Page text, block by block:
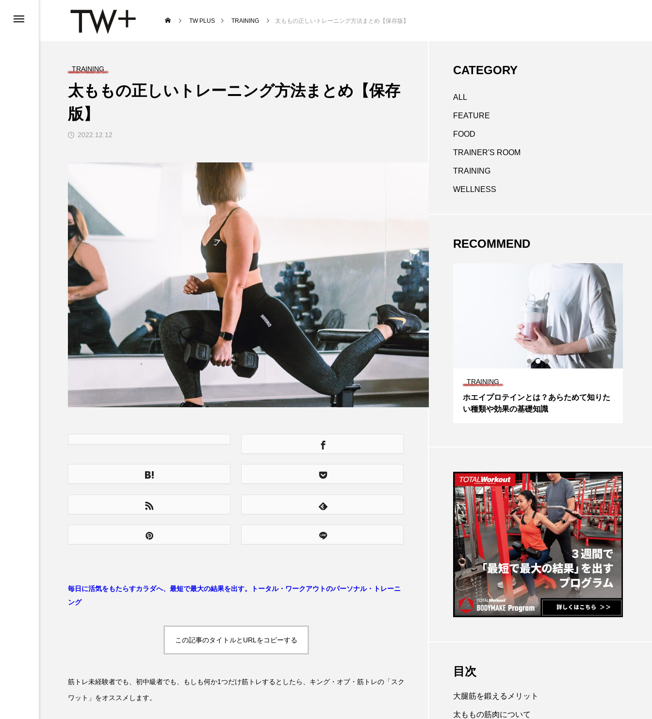
TW PLUS TRAINING 太ももの正しいトレーニング方法まとめ【保存版】
TRAINING
太ももの正しいトレーニング方法まとめ【保存
版】
2022.12.12
毎日に活気をもたらすカラダへ、最短で最大の結果を出す。トータル・ワークアウトのパーソナル・トレーニ
ング
この記事のタイトルとURLをコピーする
筋トレ未経験者でも、初中級者でも、もしも何か1つだけ筋トレするとしたら、キング・オブ・筋トレの「スク
ワット」をオススメします。
CATEGORY
ALL
FEATURE
FOOD
TRAINER'S ROOM
TRAINING
WELLNESS
RECOMMEND
トレーニングで仕事力アップ？代謝をあげ
て「脳効率」を高める
FEATURE
日常生活で偏った姿勢や動きを改善するピ
ラティス
TRAINING
ホエイプロテインとは？あらためて知りた
い種類や効果の基礎知識
目次
大腿筋を鍛えるメリット
太ももの筋肉について